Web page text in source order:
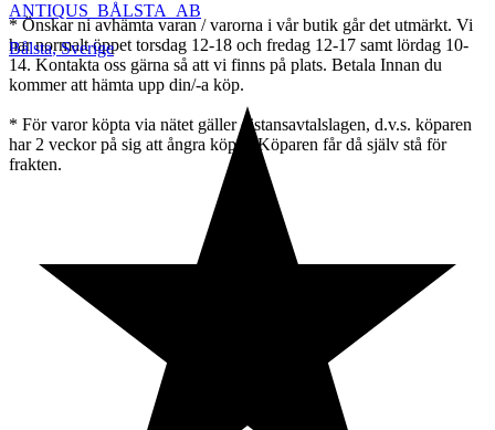
* Önskar ni avhämta varan / varorna i vår butik går det utmärkt. Vi
har normalt öppet torsdag 12-18 och fredag 12-17 samt lördag 10-
14. Kontakta oss gärna så att vi finns på plats. Betala Innan du
kommer att hämta upp din/-a köp.
* För varor köpta via nätet gäller distansavtalslagen, d.v.s. köparen
har 2 veckor på sig att ångra köpet. Köparen får då själv stå för
frakten.
ANTIQUS_BÅLSTA_AB
Bålsta,Sverige